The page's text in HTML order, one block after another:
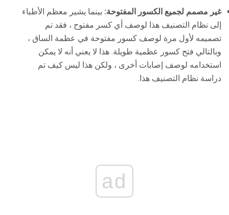
غير مصمم لجميع الكسور المفتوحة: بينما يشير معظم الأطباء
إلى نظام التصنيف هذا لوصف أي كسر مفتوح ، فقد تم
تصميمه لأول مرة لوصف كسور مفتوحة في عظمة الساق ،
وبالتالي فتح كسور عظمية طويلة. هذا لا يعني أنه لا يمكن
استخدامه لوصف إصابات أخرى ، ولكن هذا ليس كيف تم
دراسة نظام التصنيف هذا.
ad